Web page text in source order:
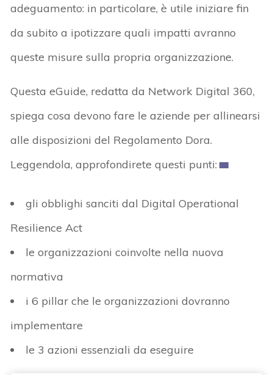
adeguamento: in particolare, è utile iniziare fin
da subito a ipotizzare quali impatti avranno
queste misure sulla propria organizzazione.
Questa eGuide, redatta da Network Digital 360,
spiega cosa devono fare le aziende per allinearsi
alle disposizioni del Regolamento Dora.
Leggendola, approfondirete questi punti:
gli obblighi sanciti dal Digital Operational
Resilience Act
le organizzazioni coinvolte nella nuova
normativa
i 6 pillar che le organizzazioni dovranno
implementare
le 3 azioni essenziali da eseguire